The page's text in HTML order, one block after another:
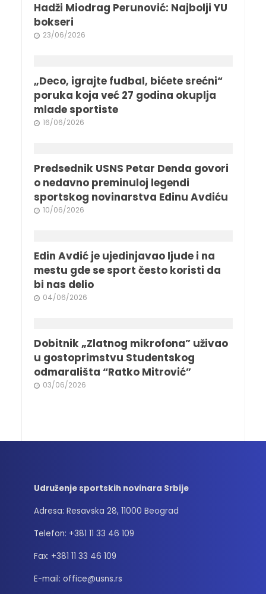
Hadži Miodrag Perunović: Najbolji YU
bokseri
23/06/2026
„Deco, igrajte fudbal, bićete srećni“
poruka koja već 27 godina okuplja
mlade sportiste
16/06/2026
Predsednik USNS Petar Denda govori
o nedavno preminuloj legendi
sportskog novinarstva Edinu Avdiću
10/06/2026
Edin Avdić je ujedinjavao ljude i na
mestu gde se sport često koristi da
bi nas delio
04/06/2026
Dobitnik „Zlatnog mikrofona” uživao
u gostoprimstvu Studentskog
odmarališta “Ratko Mitrović”
03/06/2026
Udruženje sportskih novinara Srbije
Adresa: Resavska 28, 11000 Beograd
Telefon: +381 11 33 46 109
Fax: +381 11 33 46 109
E-mail: office@usns.rs